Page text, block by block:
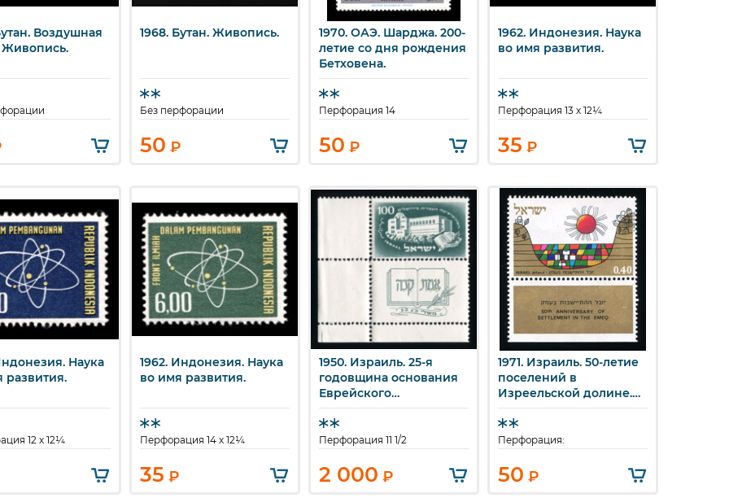
просмотр
Воздушная
Живопись.
Быстрый просмотр
1968. Бутан. Живопись.
Без перфорации
50 ₽
Быстрый просмотр
1970. ОАЭ. Шарджа. 200-
летие со дня рождения
Бетховена.
Перфорация 14
50 ₽
Быстрый просмотр
1962. Индонезия. Наука
во имя развития.
Перфорация 13 x 12¼
35 ₽
просмотр
Наука
развития.
12 x 12¼
Быстрый просмотр
1962. Индонезия. Наука
во имя развития.
Перфорация 14 x 12¼
35 ₽
Быстрый просмотр
1950. Израиль. 25-я
годовщина основания
Еврейского
университета в
Иерусалиме. 100 ILP.
Перфорация 11 1/2
2 000 ₽
Быстрый просмотр
1971. Израиль. 50-летие
поселений в
Изреельской долине.
0,40 ILP.
Перфорация:
50 ₽